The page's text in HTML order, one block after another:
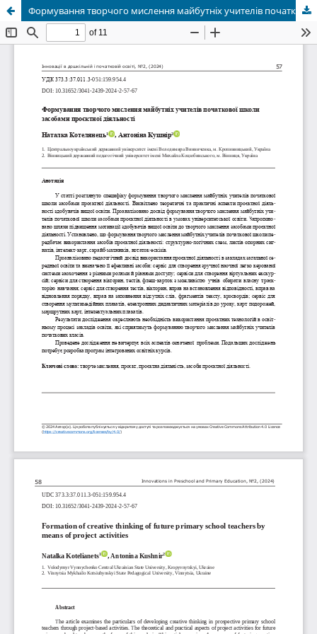
Формування творчого мислення майбутніх учителів початкової школи засобами проєктної діяльності